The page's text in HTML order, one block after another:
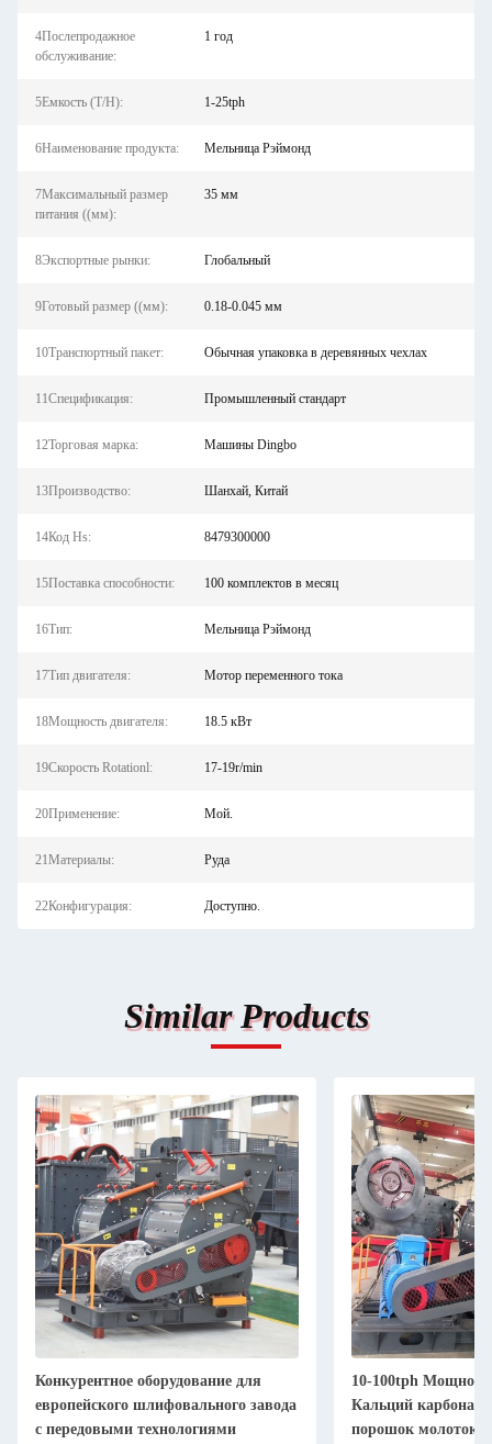
4Послепродажное
обслуживание:
1 год
5Емкость (T/H): 1-25tph
6Наименование продукта: Мельница Рэймонд
7Максимальный размер
питания ((мм):
35 мм
8Экспортные рынки: Глобальный
9Готовый размер ((мм): 0.18-0.045 мм
10Транспортный пакет: Обычная упаковка в деревянных чехлах
11Спецификация: Промышленный стандарт
12Торговая марка: Машины Dingbo
13Производство: Шанхай, Китай
14Код Hs: 8479300000
15Поставка способности: 100 комплектов в месяц
16Тип: Мельница Рэймонд
17Тип двигателя: Мотор переменного тока
18Мощность двигателя: 18.5 кВт
19Скорость Rotationl: 17-19r/min
20Применение: Мой.
21Материалы: Руда
22Конфигурация: Доступно.
Similar Products
Конкурентное оборудование для
европейского шлифовального завода
с передовыми технологиями
10-100tph
Кальций
порошок молоток